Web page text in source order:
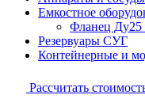
Емкостное
Фланец
Резервуары СУГ
Контейнерные и
Рассчитать